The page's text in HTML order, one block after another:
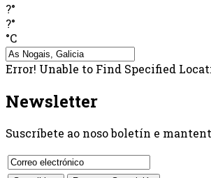
?°
?°
°C
Error! Unable to Find Specified
Newsletter
Suscríbete ao noso boletín e